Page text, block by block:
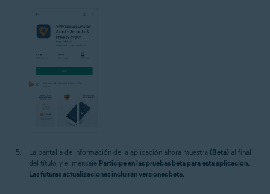
La pantalla de información de la aplicación ahora muestra (Beta) al final
del título, y el mensaje Participe en las pruebas beta para esta aplicación.
Las futuras actualizaciones incluirán versiones beta.